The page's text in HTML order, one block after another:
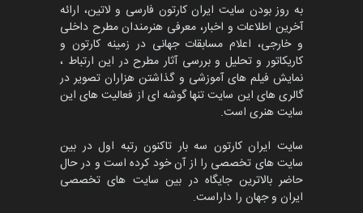
مسابقۀ بین‌المللی کارتون و
کاریکاتور «البغلی…
مهلت 3 ماه دیگر
پنجمین مسابقۀ بین‌المللی
کارتون CARTUNION ، …
مهلت
به روز بودن سایت ایران کارتون فارسی و لاتین، ارائه
آخرین اطلاعات و اخبار، معرفی هنرمندان مطرح داخلی
و خارجی، اعلام مسابقات جهانی در زمینه کارتون و
کاریکاتور و تحلیل و بررسی آثار مطرح در این ارتباط ،
نمایش فیلم های آموزشی و گذاشتن هزاران تصویر در
گالری های این سایت تنها گوشه ای از فعالیت های این
سایت هنری است.
سایت ایران کارتون سه بار تاکنون رتبه اول در بین
سایت های تخصصی را از آن خود کرده است و در حال
حاضر بالاترین جایگاه در بین سایت های تخصصی
ایران و جهان را داراست.